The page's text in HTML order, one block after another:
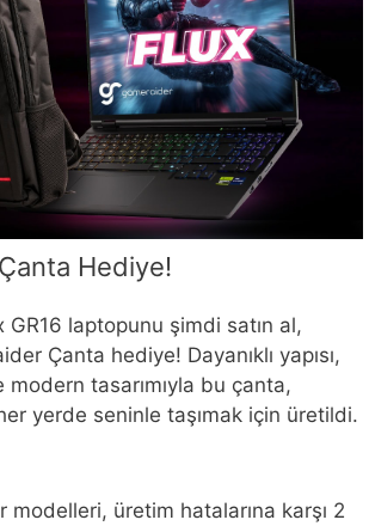
Hediye!
GR16 laptopunu şimdi satın al,
Çanta hediye! Dayanıklı yapısı,
tasarımıyla bu çanta,
yerde seninle taşımak için üretildi.
modelleri, üretim hatalarına karşı 2